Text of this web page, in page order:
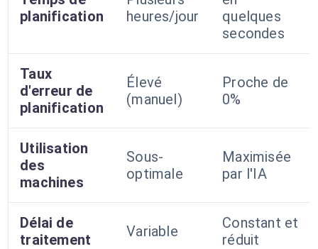
planification
heures/jour
quelques
secondes
Taux
d'erreur de
planification
Élevé
(manuel)
Proche de
0%
Utilisation
des
machines
Sous-
optimale
Maximisée
par l'IA
Délai de
traitement
Variable
Constant et
réduit